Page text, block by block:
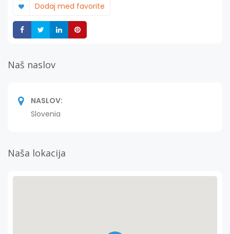
Dodaj med favorite
Deli Deli Deli
Naš naslov
NASLOV:
Slovenia
Naša lokacija